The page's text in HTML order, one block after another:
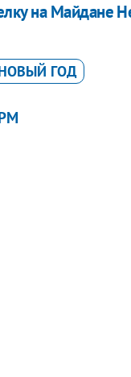
на Майдане
ГОД